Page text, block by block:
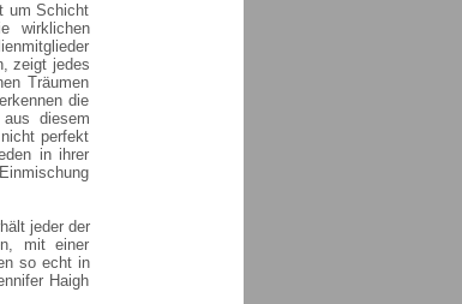
um Schicht
wirklichen
zeigt jedes
Träumen
die
diesem
perfekt
in ihrer
jeder der
mit einer
so echt in
Haigh